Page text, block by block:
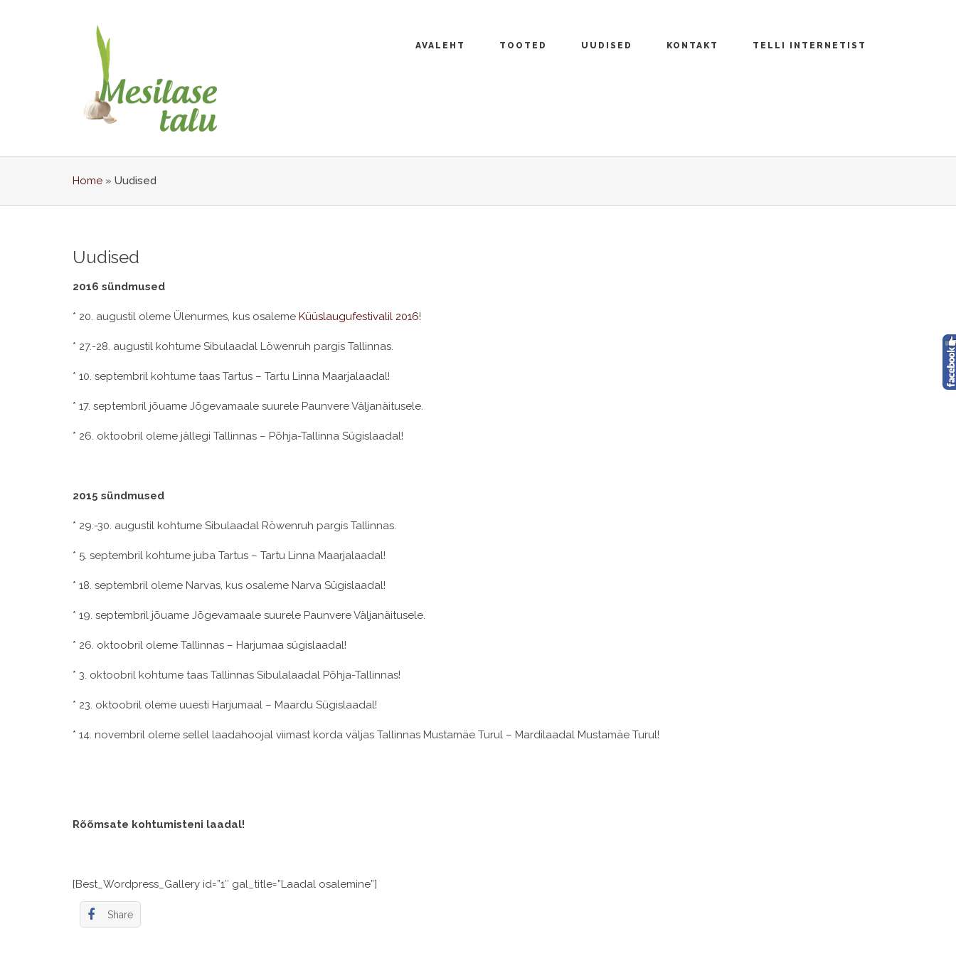
AVALEHT TOOTED UUDISED KONTAKT TELLI INTERNETIST
Home » Uudised
Uudised
2016 sündmused
* 20. augustil oleme Ülenurmes, kus osaleme Küüslaugufestivalil 2016!
* 27.-28. augustil kohtume Sibulaadal Löwenruh pargis Tallinnas.
* 10. septembril kohtume taas Tartus – Tartu Linna Maarjalaadal!
* 17. septembril jõuame Jõgevamaale suurele Paunvere Väljanäitusele.
* 26. oktoobril oleme jällegi Tallinnas – Põhja-Tallinna Sügislaadal!
2015 sündmused
* 29.-30. augustil kohtume Sibulaadal Röwenruh pargis Tallinnas.
* 5. septembril kohtume juba Tartus – Tartu Linna Maarjalaadal!
* 18. septembril oleme Narvas, kus osaleme Narva Sügislaadal!
* 19. septembril jõuame Jõgevamaale suurele Paunvere Väljanäitusele.
* 26. oktoobril oleme Tallinnas – Harjumaa sügislaadal!
* 3. oktoobril kohtume taas Tallinnas Sibulalaadal Põhja-Tallinnas!
* 23. oktoobril oleme uuesti Harjumaal – Maardu Sügislaadal!
* 14. novembril oleme sellel laadahoojal viimast korda väljas Tallinnas Mustamäe Turul – Mardilaadal Mustamäe Turul!
Rõõmsate kohtumisteni laadal!
[Best_Wordpress_Gallery id=”1″ gal_title=”Laadal osalemine”]
Share